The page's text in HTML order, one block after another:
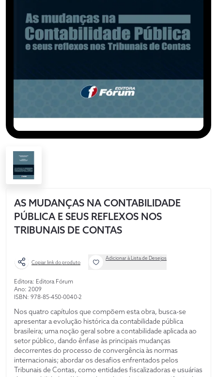
AS MUDANÇAS NA CONTABILIDADE
PÚBLICA E SEUS REFLEXOS NOS
TRIBUNAIS DE CONTAS
Copiar link do produto
Adicionar à Lista de Desejos
Editora: Editora Fórum
Ano: 2009
ISBN: 978-85-450-0040-2
Nos quatro capítulos que compõem esta obra, busca-se
apresentar a evolução histórica da contabilidade pública
brasileira; uma noção geral sobre a contabilidade aplicada ao
setor público, dando ênfase às principais mudanças
decorrentes do processo de convergência às normas
internacionais; abordar os desafios enfrentados pelos
Tribunais de Contas, como entidades fiscalizadoras e usuárias